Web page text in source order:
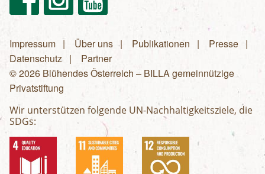
Fußzeilenmenü
Impressum Über uns Publikationen
Presse
Datenschutz
Partner
© 2026 Blühendes Österreich – BILLA gemeinnützige
Privatstiftung
Wir unterstützen folgende UN-Nachhaltigkeitsziele, die
SDGs: